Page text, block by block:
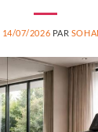
14/07/2026 PAR